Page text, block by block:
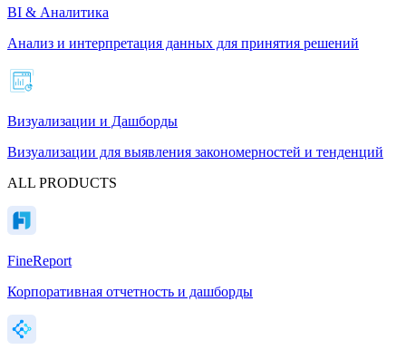
BI & Аналитика
Анализ и интерпретация данных для принятия решений
Визуализации и Дашборды
Визуализации для выявления закономерностей и тенденций
ALL PRODUCTS
FineReport
Корпоративная отчетность и дашборды